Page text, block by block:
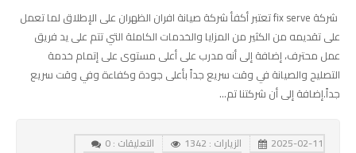
شركة fix serve تعتبر أكفأ شركة صيانة افران الظهران على الإطلاق لما تعمل
على تقديمه من الكثير من المزايا والخدمات الكاملة التي تتم على يد فريق
عمل محترف، إضافة إلى أنه مدرب على أعلى مستوى على إتمام خدمة
التصليح والصيانة في وقت سريع جداً بأعلى جودة وكفاءة وفي وقت سريع
جداً.إضافة إلى أن شركتنا تم...
2025-02-11 الزيارات : 1342 التعليقات : 0